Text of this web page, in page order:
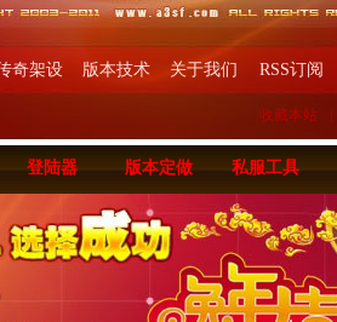
奇架设 版本技术 关于我们 RSS订阅
收藏本站
登陆器 版本定做 私服工具